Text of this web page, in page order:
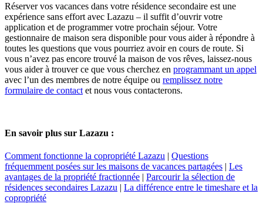
Réserver vos vacances dans votre résidence secondaire est une
expérience sans effort avec Lazazu – il suffit d’ouvrir votre
application et de programmer votre prochain séjour. Votre
gestionnaire de maison sera disponible pour vous aider à répondre à
toutes les questions que vous pourriez avoir en cours de route. Si
vous n’avez pas encore trouvé la maison de vos rêves, laissez-nous
vous aider à trouver ce que vous cherchez en programmant un appel
avec l’un des membres de notre équipe ou remplissez notre
formulaire de contact et nous vous contacterons.
En savoir plus sur Lazazu :
Comment fonctionne la copropriété Lazazu | Questions
fréquemment posées sur les maisons de vacances partagées | Les
avantages de la propriété fractionnée | Parcourir la sélection de
résidences secondaires Lazazu | La différence entre le timeshare et la
copropriété